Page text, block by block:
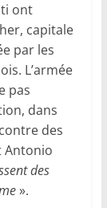
ont
capitale
par les
L’armée
pas
dans
des
Antonio
des
».